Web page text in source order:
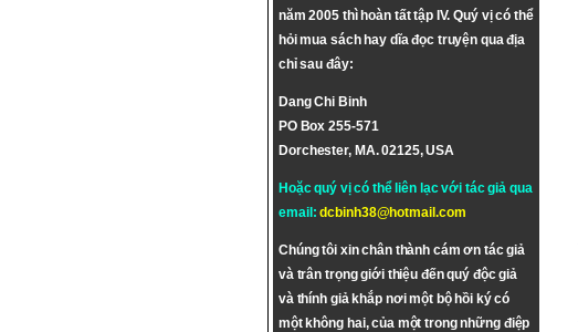
năm 2005 thì hoàn tất tập IV. Quý vị có thể
hỏi mua sách hay dĩa đọc truyện qua địa
chỉ sau đây:
Dang Chi Binh
PO Box 255-571
Dorchester, MA. 02125, USA
Hoặc quý vị có thể liên lạc với tác giả qua
email:dcbinh38@hotmail.com
Chúng tôi xin chân thành cám ơn tác giả
và trân trọng giới thiệu đến quý độc giả
và thính giả khắp nơi một bộ hồi ký có
một không hai, của một trong những điệp